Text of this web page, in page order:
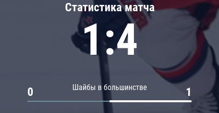
Статистика матча
1:4
Шайбы в большинстве
0 1